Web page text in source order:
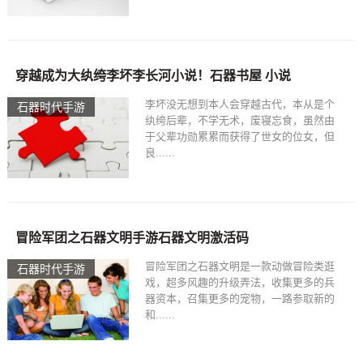
石器时代手游
穿越成为大纨绔李坏李长河小说！石器书屋 小说
李坏没无想到本人会穿越古代，本从是个
纨绔后辈，不学无术，废寝忘食，虽然由
于父辈功勋累累而获得了世女的位女，但
良......
石器时代手游
冒险军团之石器文明手游石器文明激活码
冒险军团之石器文明是一款动做冒险类逛
戏，超多风趣的升级弄法，收集更多的兵
器资本，召集更多的宠物，一路参取新的
和......